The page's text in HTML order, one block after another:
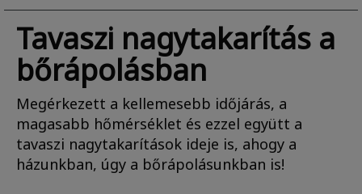
Tavaszi nagytakarítás a
bőrápolásban
Megérkezett a kellemesebb időjárás, a
magasabb hőmérséklet és ezzel együtt a
tavaszi nagytakarítások ideje is, ahogy a
házunkban, úgy a bőrápolásunkban is!